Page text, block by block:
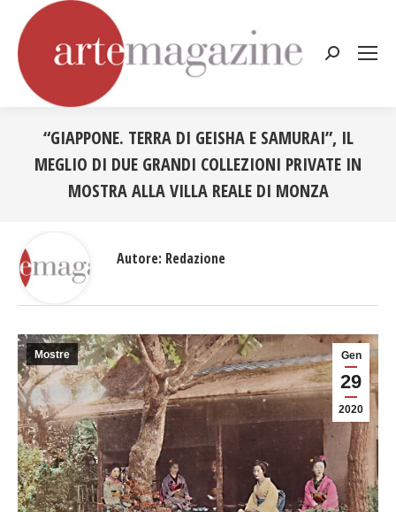
Cerca:
“GIAPPONE. TERRA DI GEISHA E SAMURAI”, IL
MEGLIO DI DUE GRANDI COLLEZIONI PRIVATE IN
MOSTRA ALLA VILLA REALE DI MONZA
Gen
29
2020
Mostre
Autore: Redazione